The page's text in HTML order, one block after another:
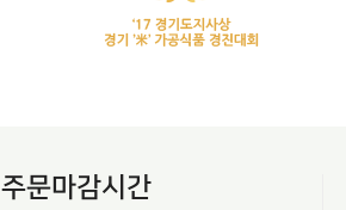
주문마감시간